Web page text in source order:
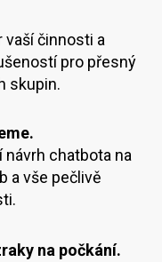
vaší činnosti a
pro přesný
skupin.
chatbota na
a vše pečlivě
na počkání.